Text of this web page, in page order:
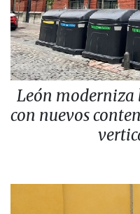
León moderniza
con nuevos